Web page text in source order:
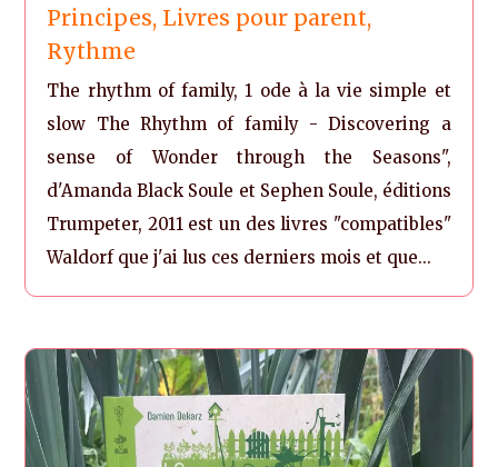
Principes, Livres pour parent,
Rythme
The rhythm of family, 1 ode à la vie simple et
slow The Rhythm of family - Discovering a
sense of Wonder through the Seasons",
d'Amanda Black Soule et Sephen Soule, éditions
Trumpeter, 2011 est un des livres "compatibles"
Waldorf que j'ai lus ces derniers mois et que...